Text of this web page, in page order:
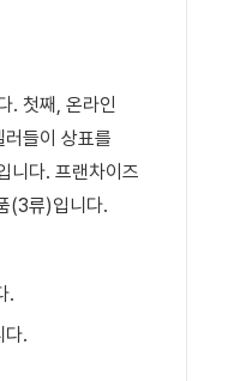
. 첫째, 온라인
들이 상표를
니다. 프랜차이즈
(3류)입니다.
.
다.